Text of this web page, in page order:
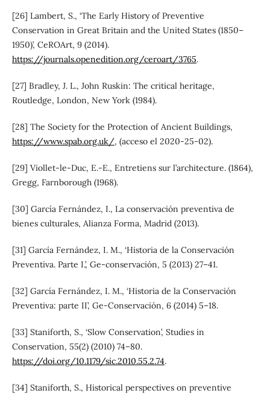
[26] Lambert, S., ‘The Early History of Preventive
Conservation in Great Britain and the United States (1850–
1950)’, CeROArt, 9 (2014).
https://journals.openedition.org/ceroart/3765.
[27] Bradley, J. L., John Ruskin: The critical heritage,
Routledge, London, New York (1984).
[28] The Society for the Protection of Ancient Buildings,
https://www.spab.org.uk/, (acceso el 2020-25-02).
[29] Viollet-le-Duc, E.-E., Entretiens sur l’architecture. (1864),
Gregg, Farnborough (1968).
[30] García Fernández, I., La conservación preventiva de
bienes culturales, Alianza Forma, Madrid (2013).
[31] García Fernández, I. M., ‘Historia de la Conservación
Preventiva. Parte I.’, Ge-conservación, 5 (2013) 27–41.
[32] García Fernández, I. M., ‘Historia de la Conservación
Preventiva: parte II’, Ge-Conservación, 6 (2014) 5–18.
[33] Staniforth, S., ‘Slow Conservation’, Studies in
Conservation, 55(2) (2010) 74–80.
https://doi.org/10.1179/sic.2010.55.2.74.
[34] Staniforth, S., Historical perspectives on preventive